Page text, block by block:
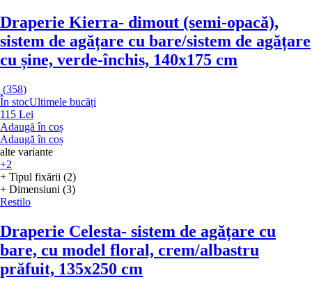
Draperie Kierra- dimout (semi-opacă),
sistem de agățare cu bare/sistem de agățare
cu șine, verde-închis, 140x175 cm
(358)
În stocUltimele bucăți
115 Lei
Adaugă în coș
Adaugă în coș
alte variante
+2
+ Tipul fixării (2)
+ Dimensiuni (3)
Restilo
Draperie Celesta- sistem de agățare cu
bare, cu model floral, crem/albastru
prăfuit, 135x250 cm